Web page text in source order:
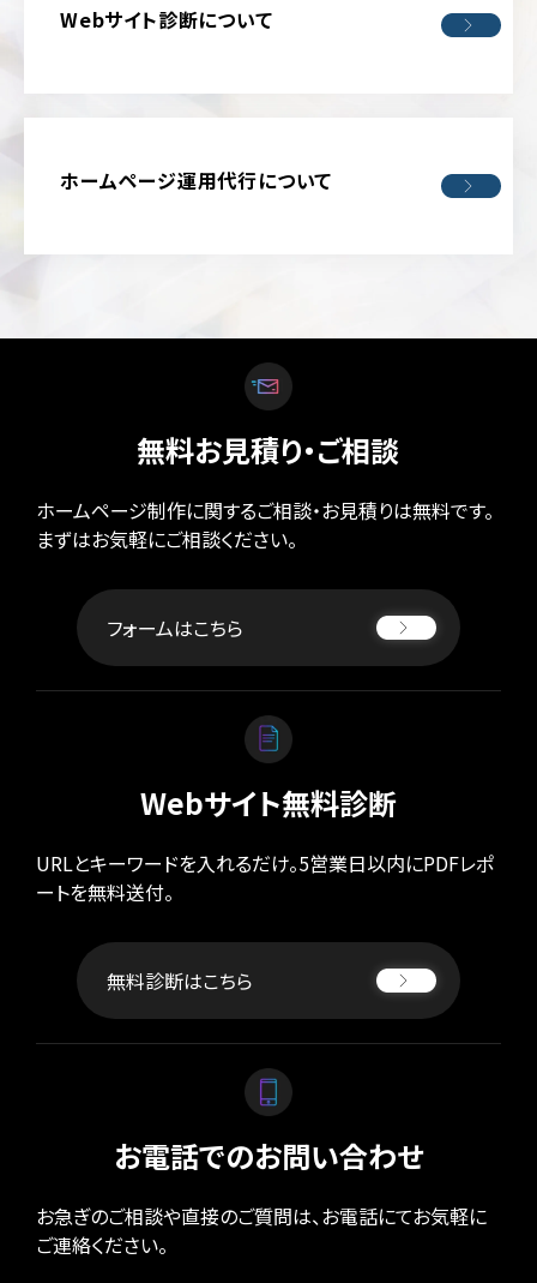
の
Webサイト診断について
ホームページ運用代行について
無料お見積り・ご相談
ホームページ制作に関するご相談・お見積りは無料です。
まずはお気軽にご相談ください。
フォームはこちら
Webサイト無料診断
URLとキーワードを入れるだけ。5営業日以内にPDFレポ
ートを無料送付。
無料診断はこちら
お電話でのお問い合わせ
お急ぎのご相談や直接のご質問は、お電話にてお気軽に
ご連絡ください。